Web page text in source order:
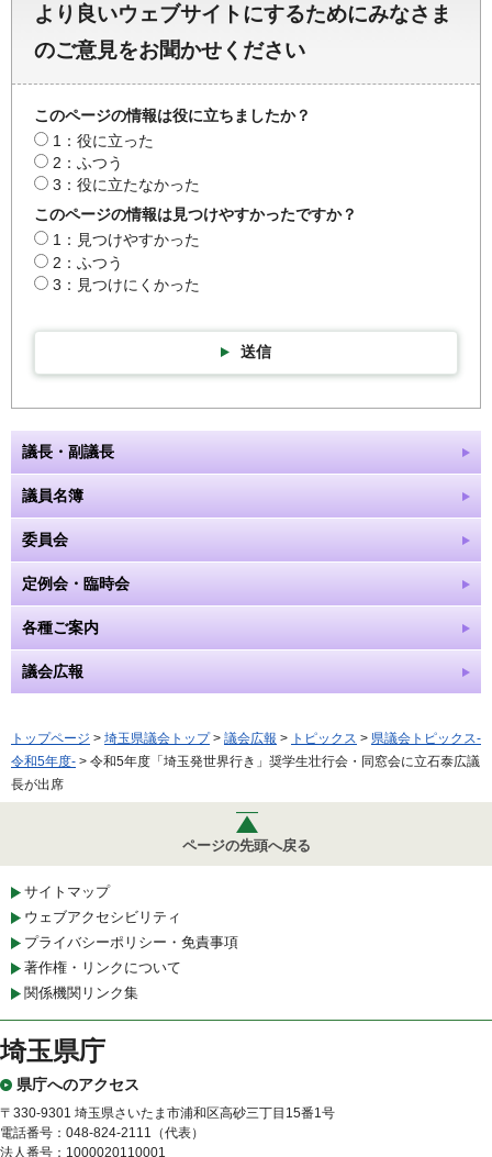
より良いウェブサイトにするためにみなさま
のご意見をお聞かせください
このページの情報は役に立ちましたか？
1：役に立った
2：ふつう
3：役に立たなかった
このページの情報は見つけやすかったですか？
1：見つけやすかった
2：ふつう
3：見つけにくかった
送信
議長・副議長
議員名簿
委員会
定例会・臨時会
各種ご案内
議会広報
トップページ > 埼玉県議会トップ> 議会広報 > トピックス > 県議会トピックス-
令和5年度- > 令和5年度「埼玉発世界行き」奨学生壮行会・同窓会に立石泰広議
長が出席
ページの先頭へ戻る
サイトマップ
ウェブアクセシビリティ
プライバシーポリシー・免責事項
著作権・リンクについて
関係機関リンク集
埼玉県庁
県庁へのアクセス
〒330-9301 埼玉県さいたま市浦和区高砂三丁目15番1号
電話番号：048-824-2111（代表）
法人番号：1000020110001